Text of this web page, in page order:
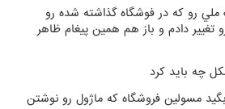
رو كه در فوشگاه گذاشته شده رو
دادم و باز هم همين پيغام ظاهر
چه بايد كرد
مسولين فروشگاه كه ماژول رو نوشتن